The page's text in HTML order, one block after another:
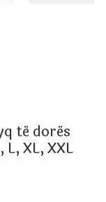
të dorës
XL, XXL